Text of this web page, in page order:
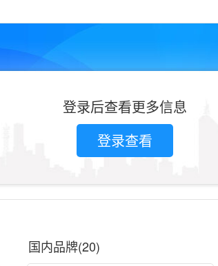
登录后查看更多信息
登录查看
国内品牌(20)